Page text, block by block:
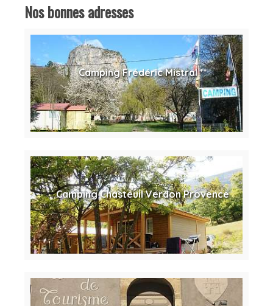
Nos bonnes adresses
Camping Frédéric Mistral **
Camping Chasteuil Verdon Provence